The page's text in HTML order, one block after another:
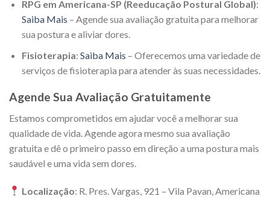
RPG em Americana-SP (Reeducação Postural Global):
Saiba Mais – Agende sua avaliação gratuita para melhorar
sua postura e aliviar dores.
Fisioterapia: Saiba Mais – Oferecemos uma variedade de
serviços de fisioterapia para atender às suas necessidades.
Agende Sua Avaliação Gratuitamente
Estamos comprometidos em ajudar você a melhorar sua
qualidade de vida. Agende agora mesmo sua avaliação
gratuita e dê o primeiro passo em direção a uma postura mais
saudável e uma vida sem dores.
Localização: R. Pres. Vargas, 921 – Vila Pavan, Americana